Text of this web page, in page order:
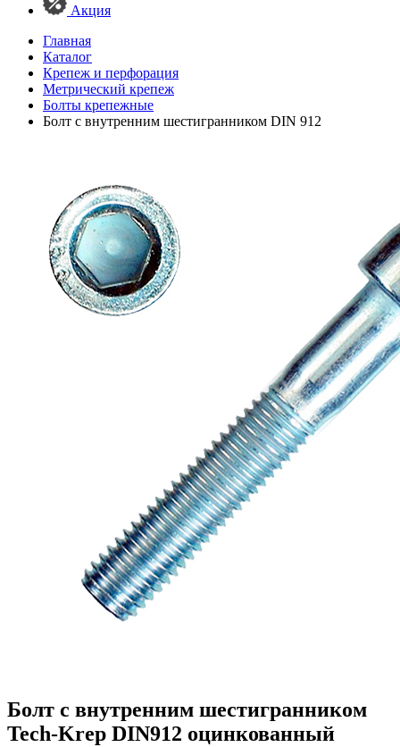
Акция
Главная
Каталог
Крепеж и перфорация
Метрический крепеж
Болты крепежные
Болт с внутренним шестигранником DIN 912
Болт с внутренним шестигранником
Tech-Krep DIN912 оцинкованный